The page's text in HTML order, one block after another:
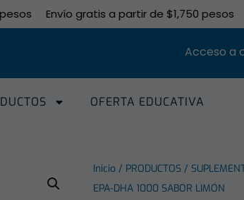
Envío gratis a partir de $1,750 pesos
Acceso a
OFERTA EDUCATIVA
Inicio / PRODUCTOS /
EPA-DHA 1000 SABOR LIMÓN